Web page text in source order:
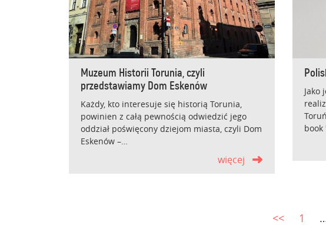
Muzeum Historii Torunia, czyli
przedstawiamy Dom Eskenów
Każdy, kto interesuje się historią Torunia,
powinien z całą pewnością odwiedzić jego
oddział poświęcony dziejom miasta, czyli Dom
Eskenów –…
więcej
Jako
book
<< 1